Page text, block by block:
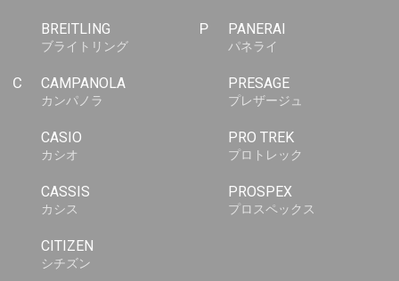
BREITLING
ブライトリング
C CAMPANOLA
カンパノラ
CASIO
カシオ
CASSIS
カシス
CITIZEN
シチズン
P PANERAI
パネライ
PRESAGE
プレザージュ
PRO TREK
プロトレック
PROSPEX
プロスペックス